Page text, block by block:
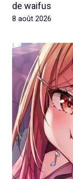
de waifus
8 août 2026